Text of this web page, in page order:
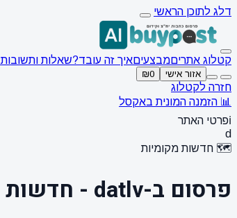
דלג לתוכן הראשי
קטלוג אתריםמבצעיםאיך זה עובד?שאלות ותשובות
אזור אישי ₪0
חזרה לקטלוג
📊 הזמנה המונית באקסל
ℹ️פרטי האתר
d
🗺️ חדשות מקומיות
פרסום ב-datlv - חדשות תל אביב